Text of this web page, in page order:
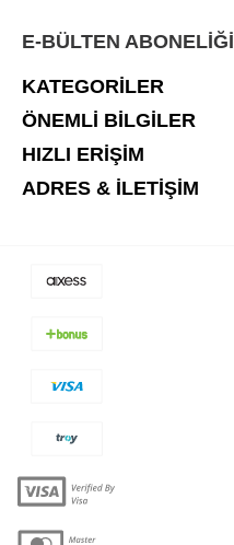
E-BÜLTEN ABONELIĞI
KATEGORILER
ÖNEMLI BILGILER
HIZLI ERIŞIM
ADRES & İLETIŞIM